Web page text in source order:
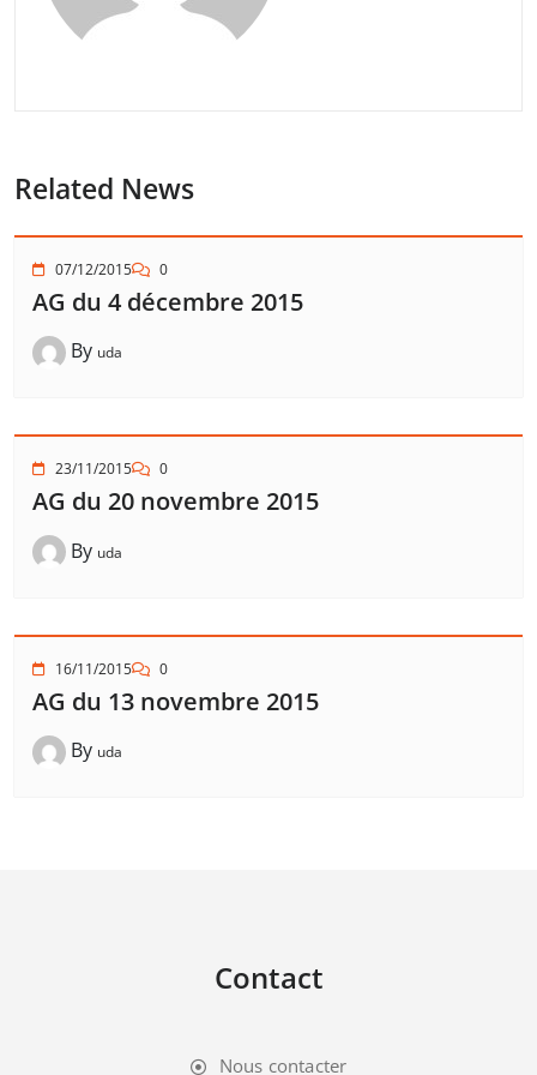
Related News
07/12/2015 0
AG du 4 décembre 2015
By uda
23/11/2015 0
AG du 20 novembre 2015
By uda
16/11/2015 0
AG du 13 novembre 2015
By uda
Contact
Nous contacter